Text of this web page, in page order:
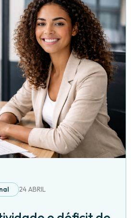
24 ABRIL